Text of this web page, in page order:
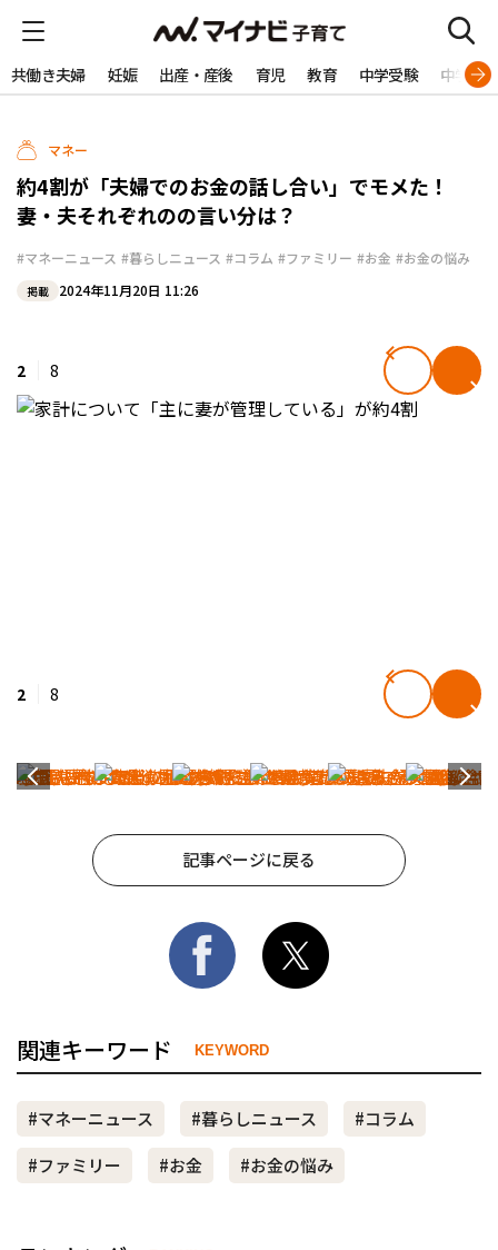
共働き夫婦 妊娠 出産・産後 育児 教育 中学受験 中学生
マネー
約4割が「夫婦でのお金の話し合い」でモメた！
妻・夫それぞれのの言い分は？
#マネーニュース #暮らしニュース #コラム #ファミリー #お金 #お金の悩み
掲載 2024年11月20日 11:26
2 8
2 8
記事ページに戻る
関連キーワード KEYWORD
#マネーニュース #暮らしニュース
#コラム
#ファミリー
#お金 #お金の悩み